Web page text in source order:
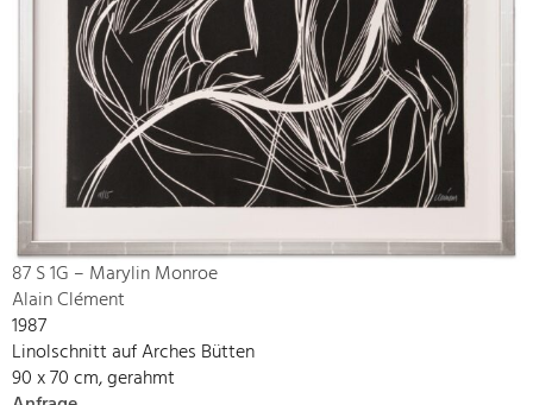
87 S 1G – Marylin Monroe
Alain Clément
1987
Linolschnitt auf Arches Bütten
90 x 70 cm, gerahmt